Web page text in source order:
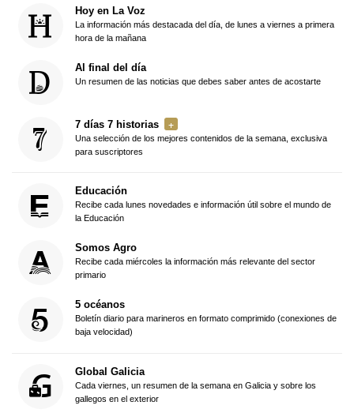
Hoy en La Voz
La información más destacada del día, de lunes a viernes a primera
hora de la mañana
Al final del día
Un resumen de las noticias que debes saber antes de acostarte
7 días 7 historias
Una selección de los mejores contenidos de la semana, exclusiva
para suscriptores
Educación
Recibe cada lunes novedades e información útil sobre el mundo de
la Educación
Somos Agro
Recibe cada miércoles la información más relevante del sector
primario
5 océanos
Boletín diario para marineros en formato comprimido (conexiones de
baja velocidad)
Global Galicia
Cada viernes, un resumen de la semana en Galicia y sobre los
gallegos en el exterior